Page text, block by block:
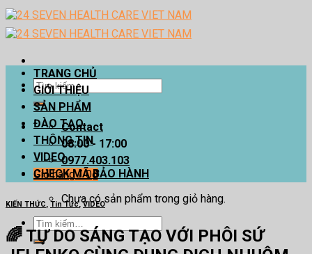
Skip
to
content
Tìm
kiếm:
Contact
08:00 - 17:00
0977.403.103
Giỏ hàng /0₫
Chưa có sản phẩm trong giỏ hàng.
Tìm
kiếm:
TRANG CHỦ
GIỚI THIỆU
SẢN PHẨM
ĐÀO TẠO
THÔNG TIN
VIDEO
CHECK MÃ BẢO HÀNH
KIẾN THỨC, Tin Tức,VIDEO
🌈 TỰ DO SÁNG TẠO VỚI PHÔI SỨ